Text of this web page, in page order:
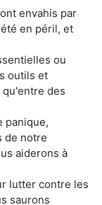
envahis par
en péril, et
ou
outils et
des
panique,
de notre
aiderons à
lutter contre les
saurons